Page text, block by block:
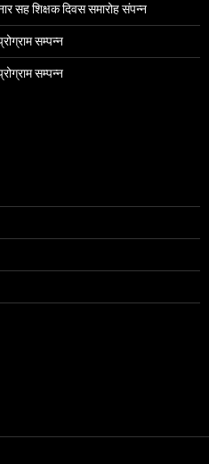
सह शिक्षक दिवस समारोह संपन्न
सम्पन्न
सम्पन्न